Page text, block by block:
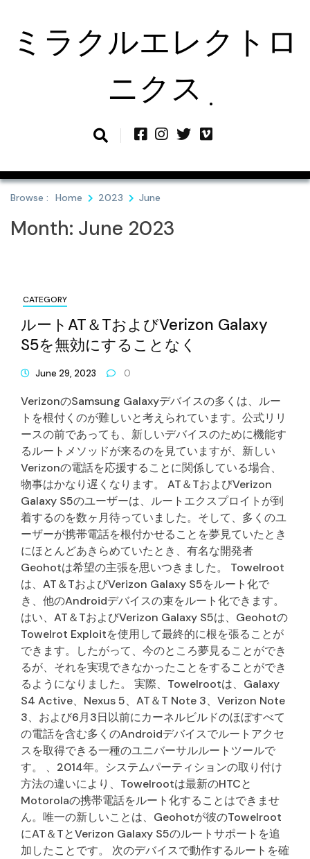
contentミラクルエレクトロ
ニクス
Browse : Home 2023 June
Month: June 2023
CATEGORY
ルートAT＆TおよびVerizon Galaxy
S5を無効にすることなく
June 29, 2023 0
VerizonのSamsung Galaxyデバイスの多くは、ルー
トを根付くのが難しいと考えられています。公式リリ
ースの前であっても、新しいデバイスのために機能す
るルートメソッドが来るのを見ていますが、新しい
Verizonの電話を応援することに関係している場合、
物事はかなり遅くなります。 AT＆TおよびVerizon
Galaxy S5のユーザーは、ルートエクスプロイトが到
着するのを数ヶ月待っていました。そして、多くのユ
ーザーが携帯電話を根付かせることを夢見ていたとき
にほとんどあきらめていたとき、有名な開発者
Geohotは希望の主張を思いつきました。 Towelroot
は、AT＆TおよびVerizon Galaxy S5をルート化で
き、他のAndroidデバイスの束をルート化できます。
はい、AT＆TおよびVerizon Galaxy S5は、Geohotの
Towelrot Exploitを使用して最終的に根を張ることが
できます。したがって、今のところ夢見ることができ
るが、それを実現できなかったことをすることができ
るようになりました。 実際、Towelrootは、Galaxy
S4 Active、Nexus 5、AT＆T Note 3、Verizon Note
3、および6月3日以前にカーネルビルドのほぼすべて
の電話を含む多くのAndroidデバイスでルートアクセ
スを取得できる一種のユニバーサルルートツールで
す。 、2014年。システムパーティションの取り付け
方法の違いにより、Towelrootは最新のHTCと
Motorolaの携帯電話をルート化することはできませ
ん。唯一の新しいことは、Geohotが彼のTowelroot
にAT＆TとVerizon Galaxy S5のルートサポートを追
加したことです。 次のデバイスで動作するルートを確